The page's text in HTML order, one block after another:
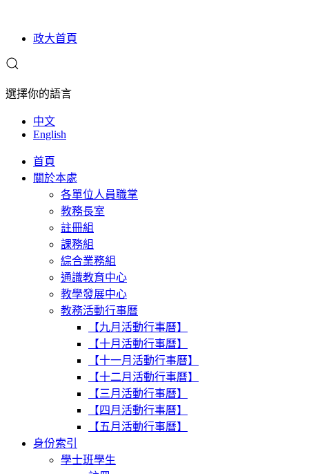
政大首頁
選擇你的語言
中文
English
首頁
關於本處
各單位人員職掌
教務長室
註冊組
課務組
綜合業務組
通識教育中心
教學發展中心
教務活動行事曆
【九月活動行事曆】
【十月活動行事曆】
【十一月活動行事曆】
【十二月活動行事曆】
【三月活動行事曆】
【四月活動行事曆】
【五月活動行事曆】
身份索引
學士班學生